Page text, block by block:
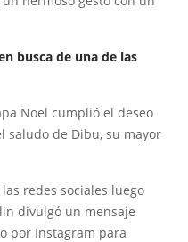
busca de una de las
Noel cumplió el deseo
saludo de Dibu, su mayor
redes sociales luego
divulgó un mensaje
por Instagram para